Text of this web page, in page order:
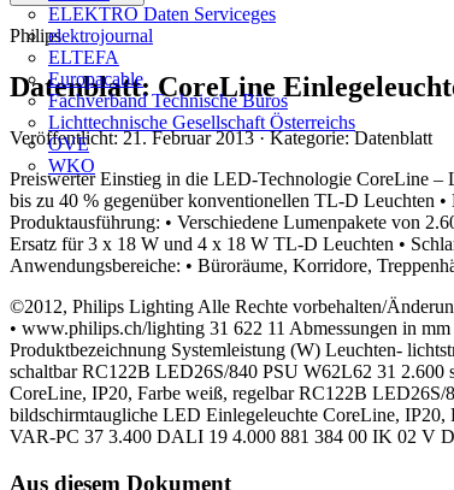
ELEKTRO Daten Serviceges
elektrojournal
ELTEFA
Europacable
Fachverband Technische Büros
Lichttechnische Gesellschaft Österreichs
OVE
WKO
Philips
Datenblatt: CoreLine
Veröffentlicht: 21. Februar 2013· Kategorie: Datenblatt
Preiswerter Einstieg in die LED-Technologie CoreLine –
bis zu 40 % gegenüber konventionellen TL-D Leuchten
Produktausführung: • Verschiedene Lumenpakete von
Ersatz für 3 x 18 W und 4 x 18 W TL-D Leuchten •
Anwendungsbereiche: • Büroräume, Korridore,
©2012, Philips Lighting Alle Rechte vorbehalten/
• www.philips.ch/lighting 31 622 11 Abmessungen in
Produktbezeichnung Systemleistung (W) Leuchten-
schaltbar RC122B LED26S/840 PSU W62L62 31 2.600
CoreLine, IP20, Farbe weiß, regelbar RC122B
bildschirmtaugliche LED Einlegeleuchte CoreLine,
VAR-PC 37 3.400 DALI 19 4.000 881 384 00 IK 02
Aus diesem Dokument